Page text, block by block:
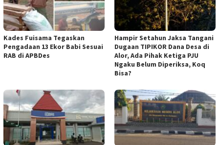
Kades Fuisama Tegaskan
Pengadaan 13 Ekor Babi Sesuai
RAB di APBDes
Hampir Setahun Jaksa Tangani
Dugaan TIPIKOR Dana Desa di
Alor, Ada Pihak Ketiga PJU
Ngaku Belum Diperiksa, Koq
Bisa?